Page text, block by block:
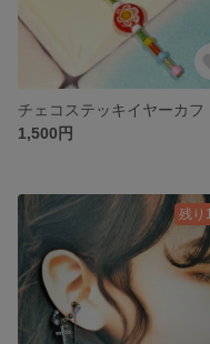
チェコステッキイヤーカフ
1,500円
残り